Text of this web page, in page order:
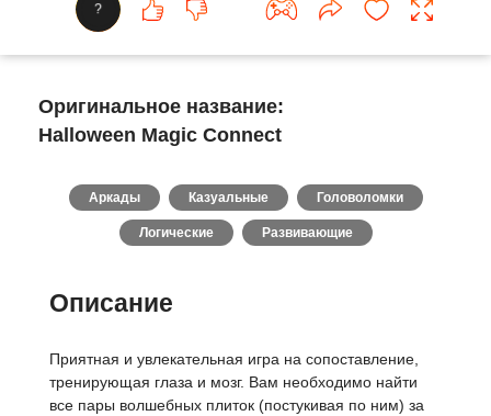
?
Оригинальное название:
Halloween Magic Connect
Аркады Казуальные Головоломки
Логические Развивающие
Описание
Приятная и увлекательная игра на сопоставление,
тренирующая глаза и мозг. Вам необходимо найти
все пары волшебных плиток (постукивая по ним) за